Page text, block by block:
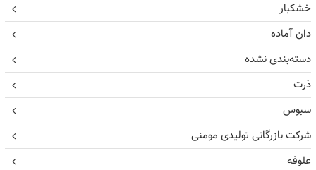
خشکبار
دان آماده
دسته‌بندی نشده
ذرت
سبوس
شرکت بازرگانی تولیدی مومنی
علوفه